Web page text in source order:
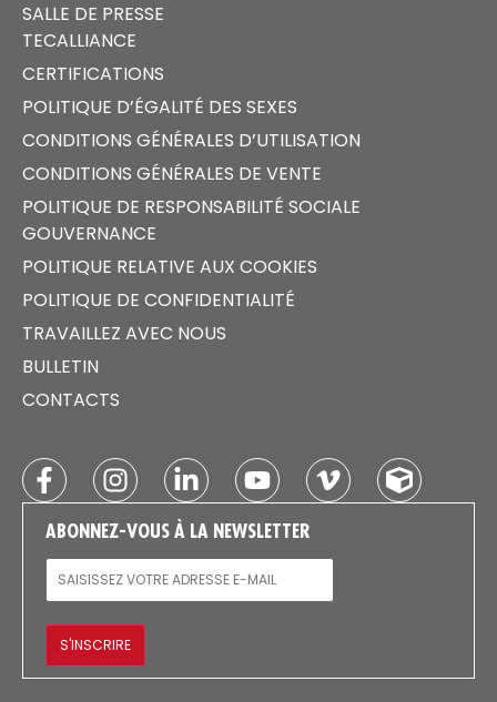
SALLE DE PRESSE
TECALLIANCE
CERTIFICATIONS
POLITIQUE D’ÉGALITÉ DES SEXES
CONDITIONS GÉNÉRALES D’UTILISATION
CONDITIONS GÉNÉRALES DE VENTE
POLITIQUE DE RESPONSABILITÉ SOCIALE
GOUVERNANCE
POLITIQUE RELATIVE AUX COOKIES
POLITIQUE DE CONFIDENTIALITÉ
TRAVAILLEZ AVEC NOUS
BULLETIN
CONTACTS
ABONNEZ-VOUS À LA NEWSLETTER
E-MAIL
S'INSCRIRE